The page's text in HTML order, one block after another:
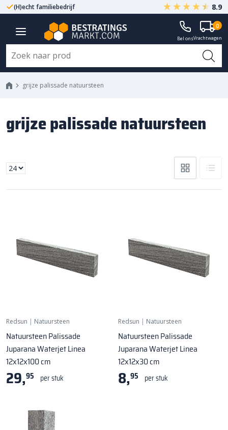
(H)echt familiebedrijf Gegarandeerd A-kwaliteit
8.9
Bel onsVrachtwagen
0
grijze palissade natuursteen
grijze palissade natuursteen
Redsun | Natuursteen
Natuursteen Palissade
Juparana Waterjet Linea
12x12x100 cm
29,95 per stuk
Redsun | Natuursteen
Natuursteen Palissade
Juparana Waterjet Linea
12x12x30 cm
8,95 per stuk